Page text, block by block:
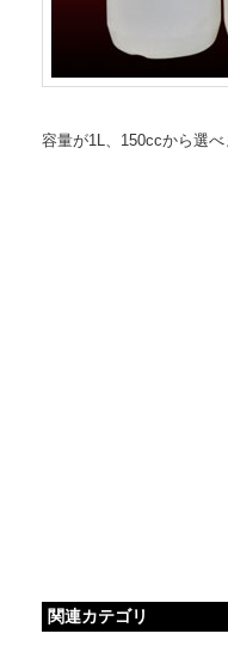
容量が1L、150ccから選べ
関連カテゴリ